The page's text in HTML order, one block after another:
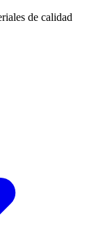
de calidad